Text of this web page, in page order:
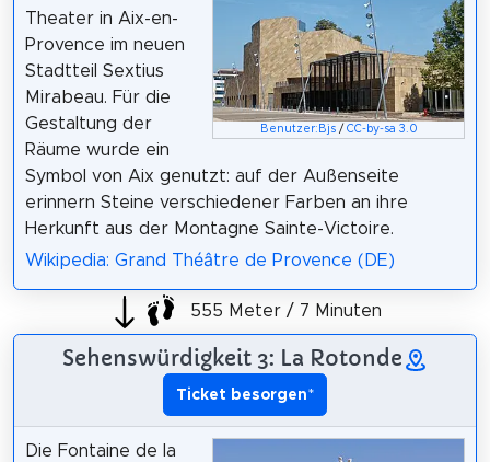
Benutzer:Bjs/ CC-by-sa 3.0
Theater in Aix-en-
Provence im neuen
Stadtteil Sextius
Mirabeau. Für die
Gestaltung der
Räume wurde ein
Symbol von Aix genutzt: auf der Außenseite
erinnern Steine verschiedener Farben an ihre
Herkunft aus der Montagne Sainte-Victoire.
Wikipedia: Grand Théâtre de Provence (DE)
555 Meter / 7 Minuten
Sehenswürdigkeit 3: La Rotonde
Ticket besorgen*
Die Fontaine de la